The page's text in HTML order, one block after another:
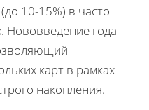
10-15%) в часто
Нововведение года
карт в рамках
накопления.